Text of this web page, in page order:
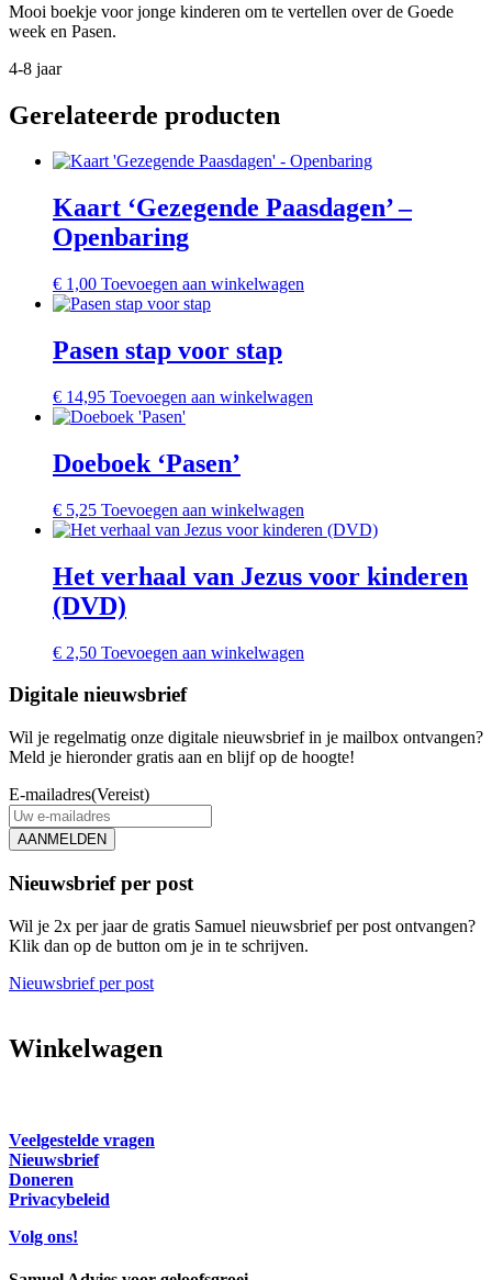
Mooi boekje voor jonge kinderen om te vertellen over de Goede
week en Pasen.
4-8 jaar
Gerelateerde producten
Kaart ‘Gezegende Paasdagen’ –
Openbaring
€ 1,00 Toevoegen aan winkelwagen
Pasen stap voor stap
€ 14,95 Toevoegen aan winkelwagen
Doeboek ‘Pasen’
€ 5,25 Toevoegen aan winkelwagen
Het verhaal van Jezus voor kinderen
(DVD)
€ 2,50 Toevoegen aan winkelwagen
Digitale nieuwsbrief
Wil je regelmatig onze digitale nieuwsbrief in je mailbox ontvangen?
Meld je hieronder gratis aan en blijf op de hoogte!
E-mailadres(Vereist)
AANMELDEN
Nieuwsbrief per post
Wil je 2x per jaar de gratis Samuel nieuwsbrief per post ontvangen?
Klik dan op de button om je in te schrijven.
Nieuwsbrief per post
Winkelwagen
Veelgestelde vragen
Nieuwsbrief
Doneren
Privacybeleid
Volg ons!